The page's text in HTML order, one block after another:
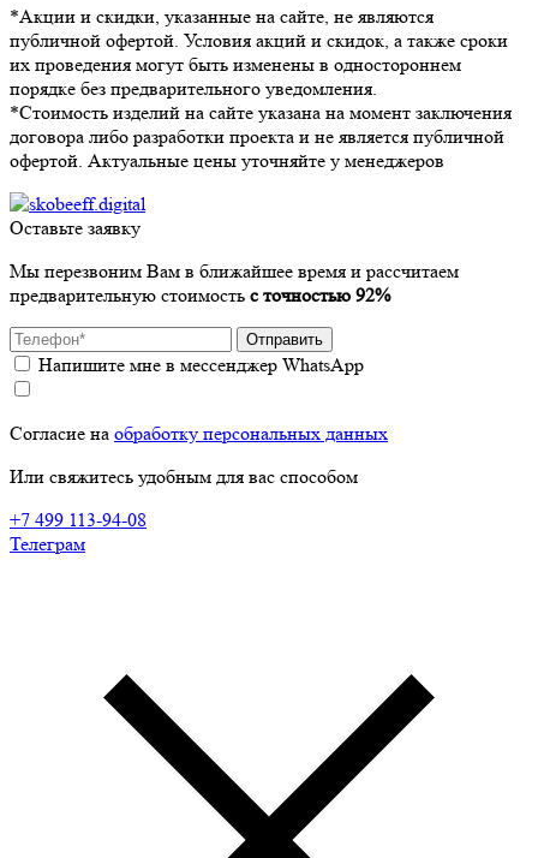
*Акции и скидки, указанные на сайте, не являются
публичной офертой. Условия акций и скидок, а также сроки
их проведения могут быть изменены в одностороннем
порядке без предварительного уведомления.
*Стоимость изделий на сайте указана на момент заключения
договора либо разработки проекта и не является публичной
офертой. Актуальные цены уточняйте у менеджеров
Оставьте заявку
Мы перезвоним Вам в ближайшее время и рассчитаем
предварительную стоимость с точностью 92%
Отправить
Напишите мне в мессенджер WhatsApp
Согласие на обработку персональных данных
Или свяжитесь удобным для вас способом
+7 499 113-94-08
Телеграм